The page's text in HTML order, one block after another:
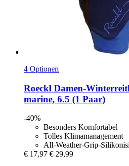
4 Optionen
Roeckl Damen-​
marine, 6.5 (1 Paar)
-40%
Besonders Komfortabel
Tolles Klimamanagement
All-Weather-Grip-
€ 17,97 € 29,99